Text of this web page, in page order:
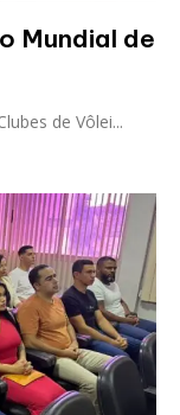
Mundial de
de Vôlei...